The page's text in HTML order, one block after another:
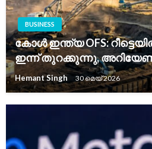
BUSINESS
കോൾ ഇന്ത്യ OFS:
ഇന്ന് തുറക്കുന്നു,
Hemant Singh 30 മെയ്‌ 2026